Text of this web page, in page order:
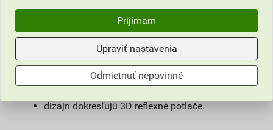
prednom dieli nohavíc sú umiestnené 2 zipsové
vrecká,
pružný obvod pása zvyšuje komfort nosenia,
spodná časť nohavíc s možnosťou nastavenia
obvodu pomocou cvokov, vnútorný háčik s
dizajn dokresľujú 3D reflexné potlače.
Prijímam
Upraviť nastavenia
Odmietnuť nepovinné